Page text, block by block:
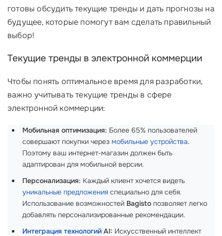
готовы обсудить текущие тренды и дать прогнозы на
будущее, которые помогут вам сделать правильный
выбор!
Текущие тренды в электронной коммерции
Чтобы понять оптимальное время для разработки,
важно учитывать текущие тренды в сфере
электронной коммерции:
Мобильная оптимизация: Более 65% пользователей
совершают покупки через мобильные устройства.
Поэтому ваш интернет-магазин должен быть
адаптирован для мобильной версии.
Персонализация: Каждый клиент хочется видеть
уникальные предложения специально для себя.
Использование возможностей Bagisto позволяет легко
добавлять персонализированные рекомендации.
Интеграция технологий AI: Искусственный интеллект